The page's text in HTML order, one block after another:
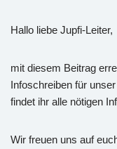
Hallo liebe Jupfi-Leiter,
mit diesem Beitrag
Infoschreiben für
findet ihr alle nötigen
Wir freuen uns auf